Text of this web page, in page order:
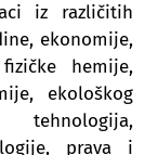
iz različitih
ekonomije,
hemije,
ekološkog
tehnologija,
prava i